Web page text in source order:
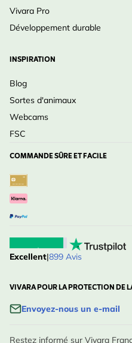
Vivara Pro
Développement durable
INSPIRATION
Blog
Sortes d'animaux
Webcams
FSC
COMMANDE SÛRE ET FACILE
Excellent|899 Avis
VIVARA POUR LA PROTECTION DE
Envoyez-nous un e-mail
Restez informé sur Vivara